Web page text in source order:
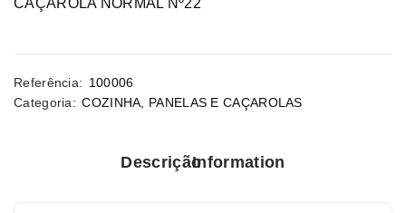
CAÇAROLA NORMAL Nº22
Referência: 100006
Categoria: COZINHA PANELAS E CAÇAROLAS
DescriçãoInformation